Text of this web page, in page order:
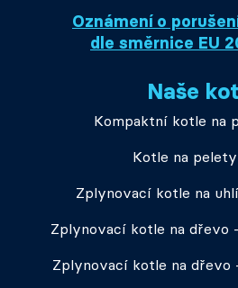
Oznámení o
dle směrnice EU
Naše
Kompaktní kotle na
Kotle na pelety
Zplynovací kotle na
Zplynovací kotle na dřevo
Zplynovací kotle na dřevo